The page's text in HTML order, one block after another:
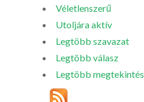
Véletlenszerű
Utoljára aktív
Legtöbb szavazat
Legtöbb válasz
Legtöbb megtekintés